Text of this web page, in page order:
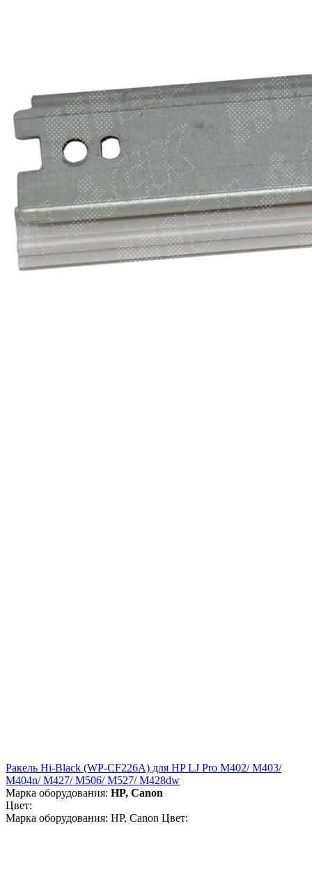
Ракель Hi-Black (WP-CF226A) для HP LJ Pro M402/ M403/
M404n/ M427/ M506/ M527/ M428dw
Марка оборудования: HP, Canon
Цвет:
Марка оборудования: HP, Canon Цвет: